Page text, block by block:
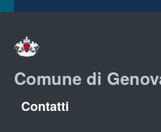
Comune di
Contatti